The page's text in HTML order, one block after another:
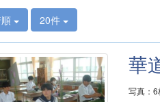
20件
華
写真：6